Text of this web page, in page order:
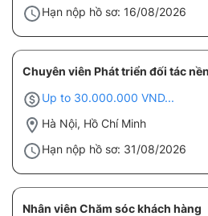
Hạn nộp hồ sơ: 16/08/2026
Chuyên viên Phát triển đối tác
Up to 30.000.000 VND...
Hà Nội, Hồ Chí Minh
Hạn nộp hồ sơ: 31/08/2026
Nhân viên Chăm sóc khách hàng